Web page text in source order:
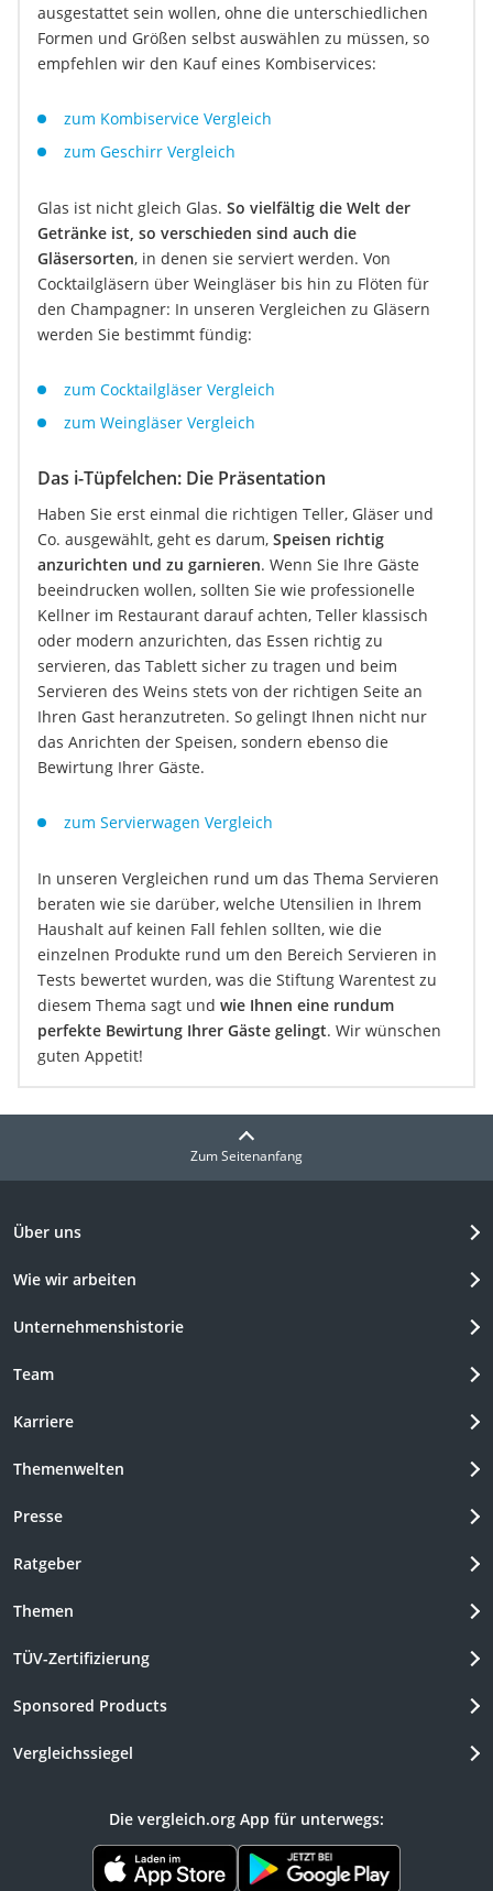
ausgestattet sein wollen, ohne die unterschiedlichen
Formen und Größen selbst auswählen zu müssen, so
empfehlen wir den Kauf eines Kombiservices:
zum Kombiservice Vergleich
zum Geschirr Vergleich
Glas ist nicht gleich Glas. So vielfältig die Welt der
Getränke ist, so verschieden sind auch die
Gläsersorten, in denen sie serviert werden. Von
Cocktailgläsern über Weingläser bis hin zu Flöten für
den Champagner: In unseren Vergleichen zu Gläsern
werden Sie bestimmt fündig:
zum Cocktailgläser Vergleich
zum Weingläser Vergleich
Das i-Tüpfelchen: Die Präsentation
Haben Sie erst einmal die richtigen Teller, Gläser und
Co. ausgewählt, geht es darum, Speisen richtig
anzurichten und zu garnieren. Wenn Sie Ihre Gäste
beeindrucken wollen, sollten Sie wie professionelle
Kellner im Restaurant darauf achten, Teller klassisch
oder modern anzurichten, das Essen richtig zu
servieren, das Tablett sicher zu tragen und beim
Servieren des Weins stets von der richtigen Seite an
Ihren Gast heranzutreten. So gelingt Ihnen nicht nur
das Anrichten der Speisen, sondern ebenso die
Bewirtung Ihrer Gäste.
zum Servierwagen Vergleich
In unseren Vergleichen rund um das Thema Servieren
beraten wie sie darüber, welche Utensilien in Ihrem
Haushalt auf keinen Fall fehlen sollten, wie die
einzelnen Produkte rund um den Bereich Servieren in
Tests bewertet wurden, was die Stiftung Warentest zu
diesem Thema sagt und wie Ihnen eine rundum
perfekte Bewirtung Ihrer Gäste gelingt. Wir wünschen
guten Appetit!
Zum Seitenanfang
Über uns
Wie wir arbeiten
Unternehmenshistorie
Team
Karriere
Themenwelten
Presse
Ratgeber
Themen
TÜV-Zertifizierung
Sponsored Products
Vergleichssiegel
Die vergleich.org App für unterwegs: